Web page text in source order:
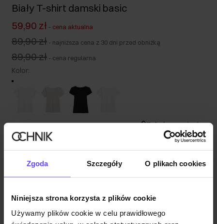
Zgoda Szczegóły O plikach cookies
Niniejsza strona korzysta z plików cookie
Używamy plików cookie w celu prawidłowego
Biały T-shirt damski basic
59,90 zł - cena aktualna
89,90 zł - najniższa cena z 30 dni przed obniżką
89,90 zł - cena regularna
Kolor:
Tabela rozmiarów
Wybierz rozmiar
Nasza modelka ma 176 cm wzrostu i nosi rozmiar S.
Wysyłka w 1 dzień roboczy
Opinie